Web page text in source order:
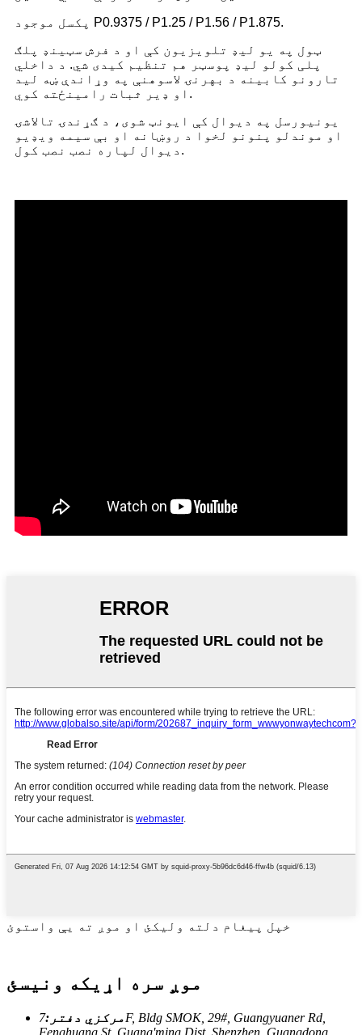
پکسل موجود P0.9375 / P1.25 / P1.56 / P1.875.
ټول په یو لیډ تلویزیون کې او د فرش سټینډ پلګ
پلی کولو لیډ پوسټر هم تنظیم کیدی شي. د داخلي
تارونو کابینه د بهرنۍ لاسوهنې په وړاندې ښه لید
او ډیر ثبات رامینځته کوي.
یونیورسل په دیوال کې ایونټ شوی، د ګړندۍ تالاشۍ
او موندلو پنونو لخوا د روښانه او بې سیمه ویډیو
دیوال لپاره نصب نصب کول.
خپل پیغام دلته ولیکئ او موږ ته یې واستوئ
موږ سره اړیکه ونیسئ
مرکزي دفتر:7F, Bldg SMOK, 29#, Guangyuaner Rd,
Fenghuang St, Guang'ming Dist, Shenzhen, Guangdong,